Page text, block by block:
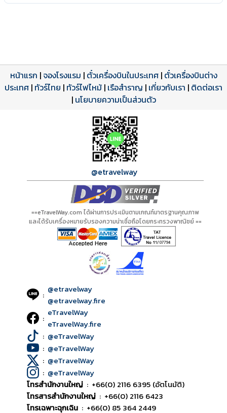
โปรแกรมทัวร์
ดาวน์โหลด PDF
รีวิวลูกค้าจริง
รีวิวจาก eTravelWay
เปิดหน้าเต็ม
ใบอนุญาตนำเที่ยว
เลขที่ 11/11450
เปิดหน้าเต็ม
หน้าแรก |จองโรงแรม | ตั๋วเครื่องบินในประเทศ| ตั๋วเครื่องบินต่าง
ประเทศ | ทัวร์ไทย | ทัวร์ไฟไหม้ | เรือสำราญ | เกี่ยวกับเรา | ติดต่อเรา
| นโยบายความเป็นส่วนตัว
@etravelway
==eTravelWay.com ได้ผ่านการประเมินตามเกณฑ์มาตรฐานคุณภาพ
และได้รับเครื่องหมายรับรองความน่าเชื่อถือโดยกระทรวงพาณิชย์ ==
: @etravelway
@etravelway.fire
: eTravelWay
eTravelWay.fire
: @eTravelWay
: @eTravelWay
: @eTravelWay
: @eTravelWay
โทรสำนักงานใหญ่ : +66(0) 2116 6395 (อัตโนมัติ)
โทรสารสำนักงานใหญ่ : +66(0) 2116 6423
โทรเฉพาะฉุกเฉิน : +66(0) 85 364 2449